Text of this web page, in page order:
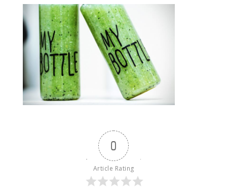
0
Article Rating